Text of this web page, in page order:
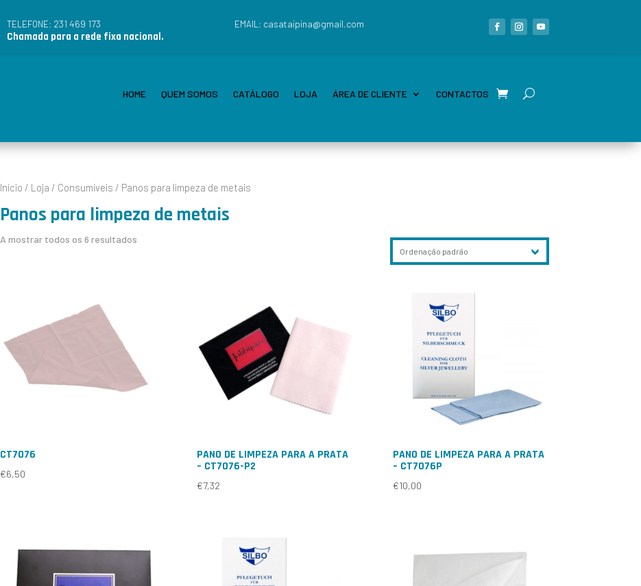
TELEFONE: 231 469 173
Chamada para a rede fixa nacional.
EMAIL: casataipina@gmail.com
HOME QUEM SOMOS CATÁLOGO LOJA ÁREA DE CLIENTE CONTACTOS
Início / Loja / Consumíveis / Panos para limpeza de metais
Panos para limpeza de metais
A mostrar todos os 6 resultados
CT7076
€6,50
PANO DE LIMPEZA PARA A PRATA
– CT7076-P2
€7,32
PANO DE LIMPEZA PARA A PRATA
– CT7076P
€10,00